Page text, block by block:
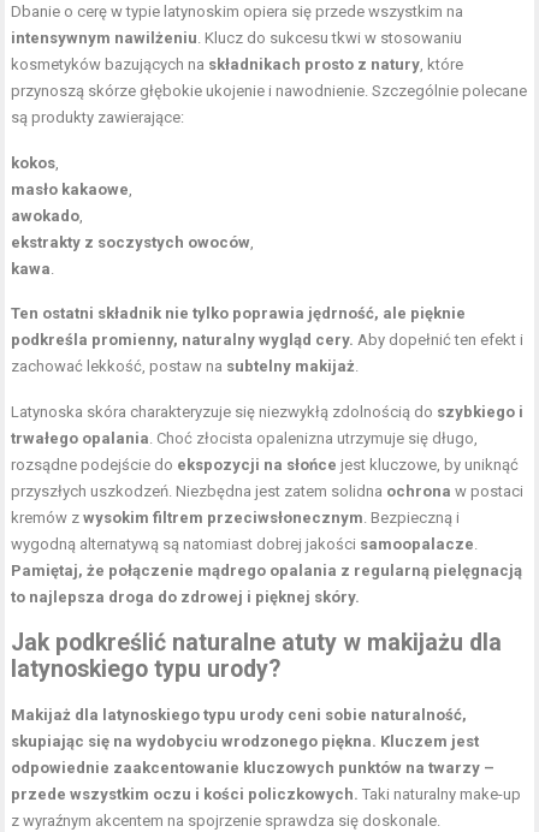
Dbanie o cerę w typie latynoskim opiera się przede wszystkim na
intensywnym nawilżeniu . Klucz do sukcesu tkwi w stosowaniu
kosmetyków bazujących na składnikach prosto z natury , które
przynoszą skórze głębokie ukojenie i nawodnienie. Szczególnie polecane
są produkty zawierające:
kokos
masło kakaowe
awokado
ekstrakty z soczystych owoców
kawa
Ten ostatni składnik nie tylko poprawia jędrność, ale pięknie
podkreśla promienny, naturalny wygląd cery. Aby dopełnić ten efekt i
zachować lekkość, postaw na subtelny makijaż
Latynoska skóra charakteryzuje się niezwykłą zdolnością do szybkiego i
trwałego opalania . Choć złocista opalenizna utrzymuje się długo,
rozsądne podejście do ekspozycji na słońce jest kluczowe, by uniknąć
przyszłych uszkodzeń. Niezbędna jest zatem solidna ochrona w postaci
kremów zwysokim filtrem przeciwsłonecznym . Bezpieczną i
wygodną alternatywą są natomiast dobrej jakości samoopalacze
Pamiętaj, że połączenie mądrego opalania z regularną pielęgnacją
to najlepsza droga do zdrowej i pięknej skóry.
Jak podkreślić naturalne atuty w makijażu dla
latynoskiego typu urody?
Makijaż dla latynoskiego typu urody ceni sobie naturalność,
skupiając się na wydobyciu wrodzonego piękna. Kluczem jest
odpowiednie zaakcentowanie kluczowych punktów na twarzy –
przede wszystkim oczu i kości policzkowych. Taki naturalny make-up
z wyraźnym akcentem na spojrzenie sprawdza się doskonale.